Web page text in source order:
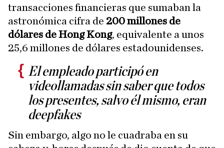
transacciones financieras que sumaban la
astronómica cifra de 200 millones de
dólares de Hong Kong, equivalente a unos
25,6 millones de dólares estadounidenses.
El empleado participó en
videollamadas sin saber que todos
los presentes, salvo él mismo, eran
deepfakes
Sin embargo, algo no le cuadraba en su